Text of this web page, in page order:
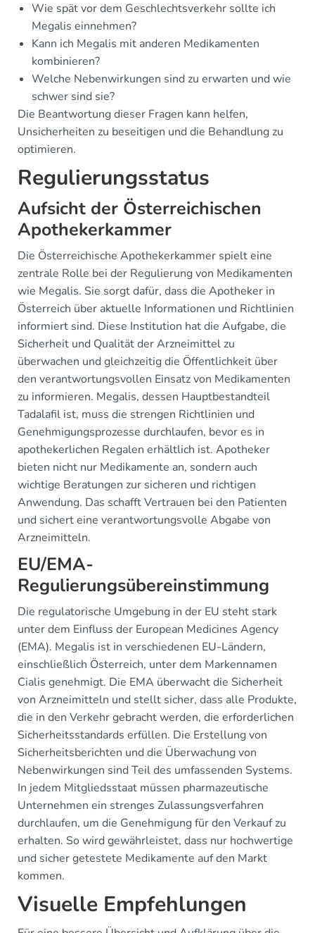
Wie spät vor dem Geschlechtsverkehr sollte ich
Megalis einnehmen?
Kann ich Megalis mit anderen Medikamenten
kombinieren?
Welche Nebenwirkungen sind zu erwarten und wie
schwer sind sie?
Die Beantwortung dieser Fragen kann helfen,
Unsicherheiten zu beseitigen und die Behandlung zu
optimieren.
Regulierungsstatus
Aufsicht der Österreichischen
Apothekerkammer
Die Österreichische Apothekerkammer spielt eine
zentrale Rolle bei der Regulierung von Medikamenten
wie Megalis. Sie sorgt dafür, dass die Apotheker in
Österreich über aktuelle Informationen und Richtlinien
informiert sind. Diese Institution hat die Aufgabe, die
Sicherheit und Qualität der Arzneimittel zu
überwachen und gleichzeitig die Öffentlichkeit über
den verantwortungsvollen Einsatz von Medikamenten
zu informieren. Megalis, dessen Hauptbestandteil
Tadalafil ist, muss die strengen Richtlinien und
Genehmigungsprozesse durchlaufen, bevor es in
apothekerlichen Regalen erhältlich ist. Apotheker
bieten nicht nur Medikamente an, sondern auch
wichtige Beratungen zur sicheren und richtigen
Anwendung. Das schafft Vertrauen bei den Patienten
und sichert eine verantwortungsvolle Abgabe von
Arzneimitteln.
EU/EMA-
Regulierungsübereinstimmung
Die regulatorische Umgebung in der EU steht stark
unter dem Einfluss der European Medicines Agency
(EMA). Megalis ist in verschiedenen EU-Ländern,
einschließlich Österreich, unter dem Markennamen
Cialis genehmigt. Die EMA überwacht die Sicherheit
von Arzneimitteln und stellt sicher, dass alle Produkte,
die in den Verkehr gebracht werden, die erforderlichen
Sicherheitsstandards erfüllen. Die Erstellung von
Sicherheitsberichten und die Überwachung von
Nebenwirkungen sind Teil des umfassenden Systems.
In jedem Mitgliedsstaat müssen pharmazeutische
Unternehmen ein strenges Zulassungsverfahren
durchlaufen, um die Genehmigung für den Verkauf zu
erhalten. So wird gewährleistet, dass nur hochwertige
und sicher getestete Medikamente auf den Markt
kommen.
Visuelle Empfehlungen